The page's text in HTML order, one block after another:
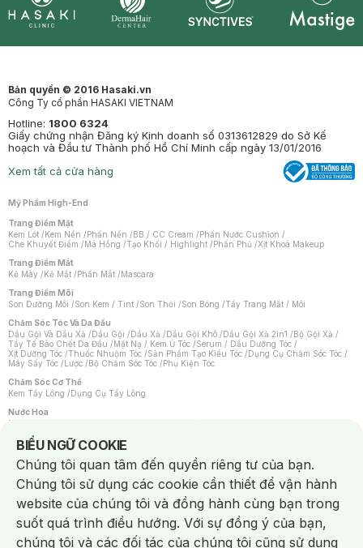
Bản quyền © 2016 Hasaki.vn
Công Ty cổ phần HASAKI VIETNAM
Hotline: 1800 6324
Giấy chứng nhận Đăng ký Kinh doanh số 0313612829 do Sở Kế
hoạch và Đầu tư Thành phố Hồ Chí Minh cấp ngày 13/01/2016
Xem tất cả cửa hàng
Mỹ Phẩm High-End
Trang Điểm Mặt
Kem Lót /Kem Nền /Phấn Nền /BB / CC Cream /Phấn Nước Cushion /
Che Khuyết Điểm /Má Hồng /Tạo Khối / Highlight /Phấn Phủ /Xịt Khoá Makeup
Trang Điểm Mắt
Kẻ Mày /Kẻ Mắt /Phấn Mắt /Mascara
Trang Điểm Môi
Son Dưỡng Môi /Son Kem / Tint /Son Thỏi /Son Bóng /Tẩy Trang Mắt / Môi
Chăm Sóc Tóc Và Da Đầu
Dầu Gội Và Dầu Xả /Dầu Gội /Dầu Xả /Dầu Gội Khô /Dầu Gội Xả 2in1 /Bộ Gội Xả /
Tẩy Tế Bào Chết Da Đầu /Mặt Nạ / Kem Ủ Tóc /Serum / Dầu Dưỡng Tóc /
Xịt Dưỡng Tóc /Thuốc Nhuộm Tóc /Sản Phẩm Tạo Kiểu Tóc /Dụng Cụ Chăm Sóc Tóc /
Máy Sấy Tóc /Lược /Bộ Chăm Sóc Tóc /Phụ Kiện Tóc
Chăm Sóc Cơ Thể
Kem Tẩy Lông /Dụng Cụ Tẩy Lông
Nước Hoa
Nước Hoa Nữ
Chăm Sóc Cá Nhân
Chống Muỗi /Khẩu Trang /Máy Massage/Mặt Nạ Xông Hơi /Nước Rửa Tay/
Sản Phẩm Chăm Sóc Khác /Bàn Chải Đánh Răng /Bàn Chải Điện/
Hỗ Trợ Trắng Răng/Kem Đánh Răng /Máy Tăm Nước/ Nước Súc Miệng/
Tăm / Chỉ Nha Khoa/ Xịt Thơm Miệng / Dung Dịch Vệ Sinh/Dưỡng Vùng Kín/
Khăn Ướt Vệ Sinh Vùng Kín/Băng Vệ Sinh/Tampon/Bọt Cạo Râu /Dao Cạo Râu/
Máy Cạo Râu
Vấn Đề Về Da
Da Dầu / Lỗ Chân Lông To/ Da Khô / Mất Nước/ Da Lão Hóa/ Da Mụn/
BIỂU NGỮ COOKIE
Notice about cookies usage
Chúng tôi quan tâm đến quyền riêng tư của bạn.
Chúng tôi sử dụng các cookie cần thiết để vận hành
website của chúng tôi và đồng hành cùng bạn trong
suốt quá trình điều hướng. Với sự đồng ý của bạn,
chúng tôi và các đối tác của chúng tôi cũng sử dụng